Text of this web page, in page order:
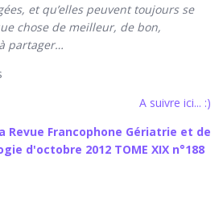
et qu’elles peuvent toujours se
chose de meilleur, de bon,
partager…
A suivre ici... :)
Revue Francophone Gériatrie et de
d'octobre 2012 TOME XIX n°188